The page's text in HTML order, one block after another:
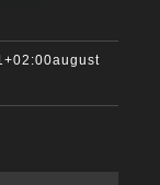
august